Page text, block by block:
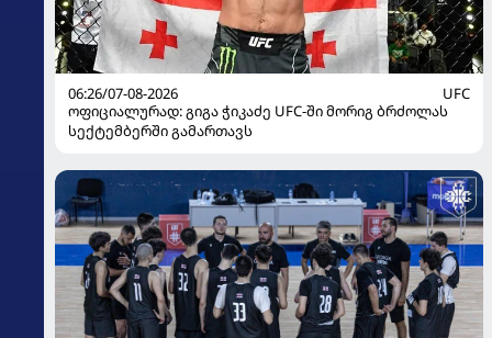
06:26/07-08-2026
UFC
ოფიციალურად: გიგა ჭიკაძე UFC-ში მორიგ ბრძოლას
სექტემბერში გამართავს